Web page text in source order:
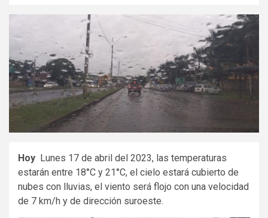
Hoy Lunes 17 de abril del 2023, las temperaturas
estarán entre 18°C y 21°C, el cielo estará cubierto de
nubes con lluvias, el viento será flojo con una velocidad
de 7 km/h y de dirección suroeste.